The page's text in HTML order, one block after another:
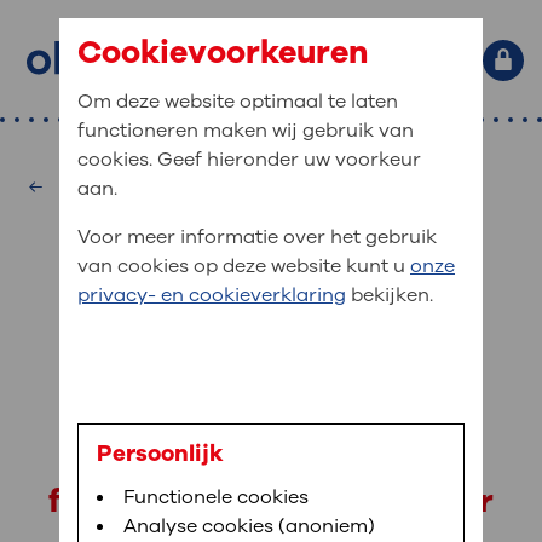
Primaire website navigatie
Home
Afdelingen
Medische informatie
Uw verblijf in OLVG
Werken bij OLVG
: waar bent u naar op zoek?
Veel gezocht: Bloedafname , MijnOLVG ,Digitalisering
MijnOLVG
gegevens inzien
MijnOLVG is het patiëntenportaal van OLVG. In
sneller helpen.
Direct naar MijnOLVG
Fysiotherapie
E. Avezaat
fysiotherapeut, coördinator
hartrevalidatie
Cookievoorkeuren
Om deze website optimaal te laten
functioneren maken wij gebruik van
cookies. Geef hieronder uw voorkeur
aan.
Voor meer informatie over het gebruik
van cookies op deze website kunt u onze
privacy- en cookieverklaring bekijken.
Persoonlijk
Functionele cookies
Analyse cookies (anoniem)